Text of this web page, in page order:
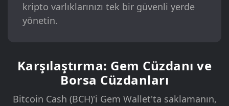
kripto varlıklarınızı tek bir güvenli yerde
yönetin.
Karşılaştırma: Gem Cüzdanı ve
Borsa Cüzdanları
Bitcoin Cash (BCH)'i Gem Wallet'ta saklamanın,